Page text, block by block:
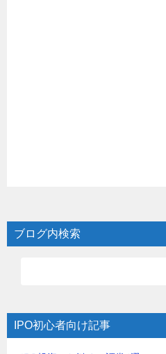
ブログ内検索
IPO初心者向け記事